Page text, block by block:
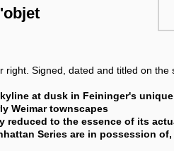
right. Signed, dated and titled on the
at dusk in Feininger's
Weimar townscapes
reduced to the essence of its
Series are in possession